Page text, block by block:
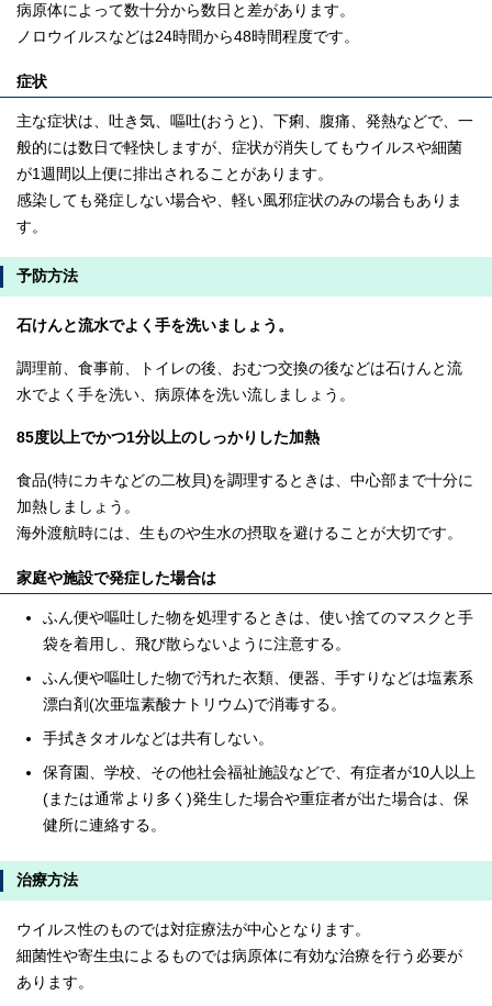
病原体によって数十分から数日と差があります。
ノロウイルスなどは24時間から48時間程度です。
症状
主な症状は、吐き気、嘔吐(おうと)、下痢、腹痛、発熱などで、一
般的には数日で軽快しますが、症状が消失してもウイルスや細菌
が1週間以上便に排出されることがあります。
感染しても発症しない場合や、軽い風邪症状のみの場合もありま
す。
予防方法
石けんと流水でよく手を洗いましょう。
調理前、食事前、トイレの後、おむつ交換の後などは石けんと流
水でよく手を洗い、病原体を洗い流しましょう。
85度以上でかつ1分以上のしっかりした加熱
食品(特にカキなどの二枚貝)を調理するときは、中心部まで十分に
加熱しましょう。
海外渡航時には、生ものや生水の摂取を避けることが大切です。
家庭や施設で発症した場合は
ふん便や嘔吐した物を処理するときは、使い捨てのマスクと手
袋を着用し、飛び散らないように注意する。
ふん便や嘔吐した物で汚れた衣類、便器、手すりなどは塩素系
漂白剤(次亜塩素酸ナトリウム)で消毒する。
手拭きタオルなどは共有しない。
保育園、学校、その他社会福祉施設などで、有症者が10人以上
(または通常より多く)発生した場合や重症者が出た場合は、保
健所に連絡する。
治療方法
ウイルス性のものでは対症療法が中心となります。
細菌性や寄生虫によるものでは病原体に有効な治療を行う必要が
あります。